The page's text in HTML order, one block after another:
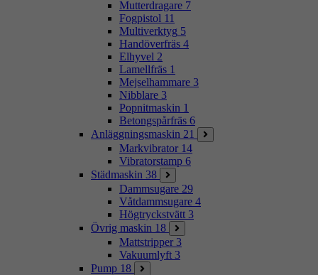
Mutterdragare 7
Fogpistol 11
Multiverktyg 5
Handöverfräs 4
Elhyvel 2
Lamellfräs 1
Mejselhammare 3
Nibblare 3
Popnitmaskin 1
Betongspårfräs 6
Anläggningsmaskin 21
Markvibrator 14
Vibratorstamp 6
Städmaskin 38
Dammsugare 29
Våtdammsugare 4
Högtryckstvätt 3
Övrig maskin 18
Mattstripper 3
Vakuumlyft 3
Pump 18